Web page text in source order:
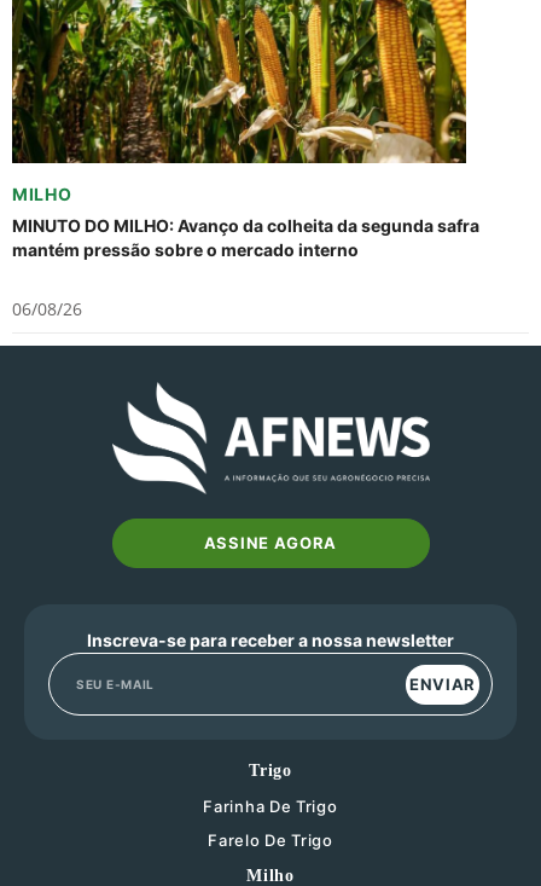
MILHO
MINUTO DO MILHO: Avanço da colheita da segunda safra
mantém pressão sobre o mercado interno
06/08/26
ASSINE AGORA
Inscreva-se para receber a nossa newsletter
ENVIAR
Trigo
Farinha De Trigo
Farelo De Trigo
Milho